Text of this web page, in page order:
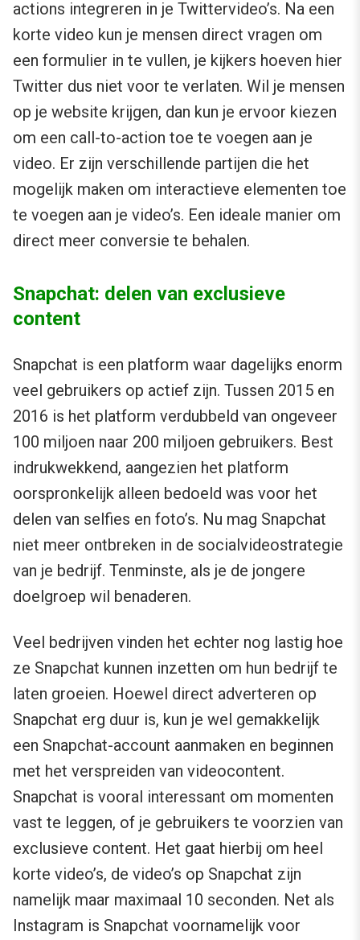
actions integreren in je Twittervideo’s. Na een
korte video kun je mensen direct vragen om
een formulier in te vullen, je kijkers hoeven hier
Twitter dus niet voor te verlaten. Wil je mensen
op je website krijgen, dan kun je ervoor kiezen
om een call-to-action toe te voegen aan je
video. Er zijn verschillende partijen die het
mogelijk maken om interactieve elementen toe
te voegen aan je video’s. Een ideale manier om
direct meer conversie te behalen.
Snapchat: delen van exclusieve
content
Snapchat is een platform waar dagelijks enorm
veel gebruikers op actief zijn. Tussen 2015 en
2016 is het platform verdubbeld van ongeveer
100 miljoen naar 200 miljoen gebruikers. Best
indrukwekkend, aangezien het platform
oorspronkelijk alleen bedoeld was voor het
delen van selfies en foto’s. Nu mag Snapchat
niet meer ontbreken in de socialvideostrategie
van je bedrijf. Tenminste, als je de jongere
doelgroep wil benaderen.
Veel bedrijven vinden het echter nog lastig hoe
ze Snapchat kunnen inzetten om hun bedrijf te
laten groeien. Hoewel direct adverteren op
Snapchat erg duur is, kun je wel gemakkelijk
een Snapchat-account aanmaken en beginnen
met het verspreiden van videocontent.
Snapchat is vooral interessant om momenten
vast te leggen, of je gebruikers te voorzien van
exclusieve content. Het gaat hierbij om heel
korte video’s, de video’s op Snapchat zijn
namelijk maar maximaal 10 seconden. Net als
Instagram is Snapchat voornamelijk voor